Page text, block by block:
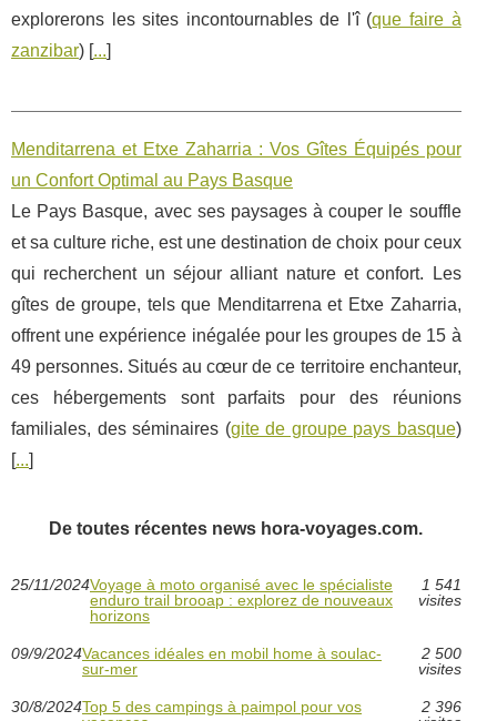
explorerons les sites incontournables de l'î (que faire à
zanzibar) [...]
Menditarrena et Etxe Zaharria : Vos Gîtes Équipés pour
un Confort Optimal au Pays Basque
Le Pays Basque, avec ses paysages à couper le souffle
et sa culture riche, est une destination de choix pour ceux
qui recherchent un séjour alliant nature et confort. Les
gîtes de groupe, tels que Menditarrena et Etxe Zaharria,
offrent une expérience inégalée pour les groupes de 15 à
49 personnes. Situés au cœur de ce territoire enchanteur,
ces hébergements sont parfaits pour des réunions
familiales, des séminaires (gite de groupe pays basque)
[...]
De toutes récentes news hora-voyages.com.
25/11/2024Voyage à moto organisé avec le spécialiste
enduro trail brooap : explorez de nouveaux
horizons
1 541
visites
09/9/2024Vacances idéales en mobil home à soulac-
sur-mer
2 500
visites
30/8/2024Top 5 des campings à paimpol pour vos
2 396